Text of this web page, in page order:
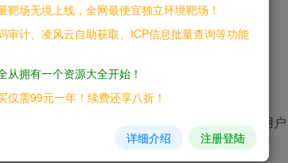
本次漏洞可以将joomla系统中的Administrator用户
与Administrator有什么区别： 超级管理员
靶场无境上线，全网最便宜独立环境靶场！
审计、凌风云自助获取、ICP信息批量查询等功能
从拥有一个资源大全开始！
仅需99元一年！续费还享八折！
详细介绍 注册登陆